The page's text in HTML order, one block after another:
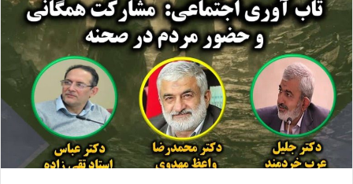
م
ی
ل